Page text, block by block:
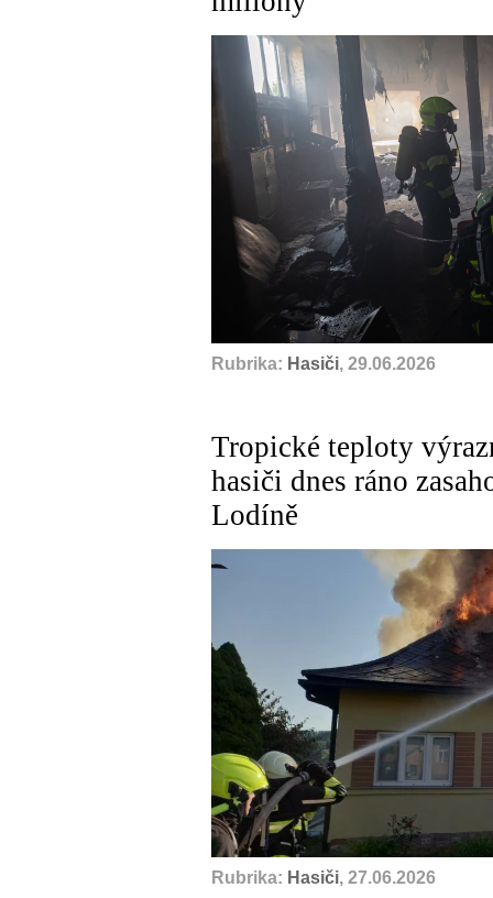
Rubrika: Hasiči, 29.06.2026
Tropické teploty
hasiči dnes ráno
Lodíně
Rubrika: Hasiči, 27.06.2026